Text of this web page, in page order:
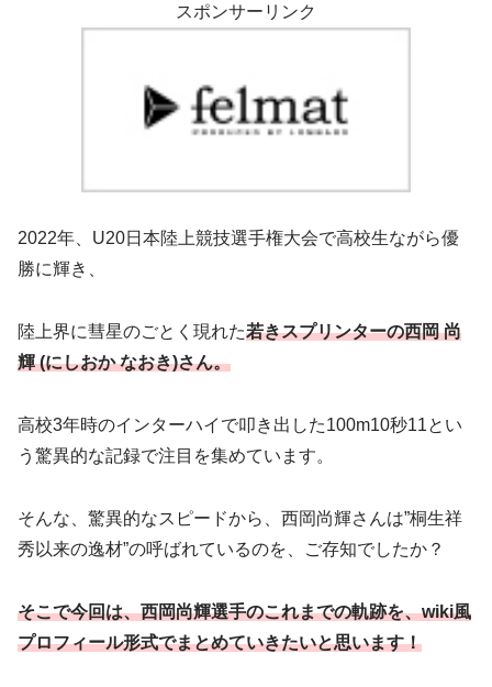
スポンサーリンク
2022年、U20日本陸上競技選手権大会で高校生ながら優
勝に輝き、
陸上界に彗星のごとく現れた若きスプリンターの西岡 尚
輝 (にしおか なおき)さん。
高校3年時のインターハイで叩き出した100m10秒11とい
う驚異的な記録で注目を集めています。
そんな、驚異的なスピードから、西岡尚輝さんは”桐生祥
秀以来の逸材”の呼ばれているのを、ご存知でしたか？
そこで今回は、西岡尚輝選手のこれまでの軌跡を、wiki風
プロフィール形式でまとめていきたいと思います！